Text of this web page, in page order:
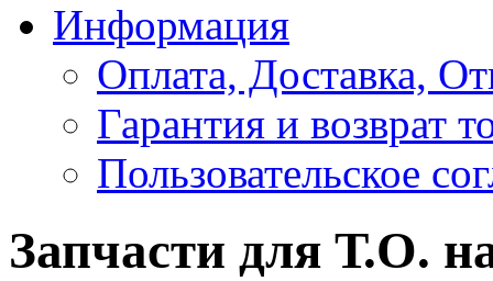
Информация
Оплата, Доставка,
Гарантия и возврат
Пользовательское
Запчасти для Т.О.